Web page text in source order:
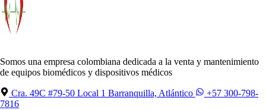
Somos una empresa colombiana dedicada a la venta y mantenimiento
de equipos biomédicos y dispositivos médicos
Cra. 49C #79-50 Local 1 Barranquilla, Atlántico
+57 300-798-
7816